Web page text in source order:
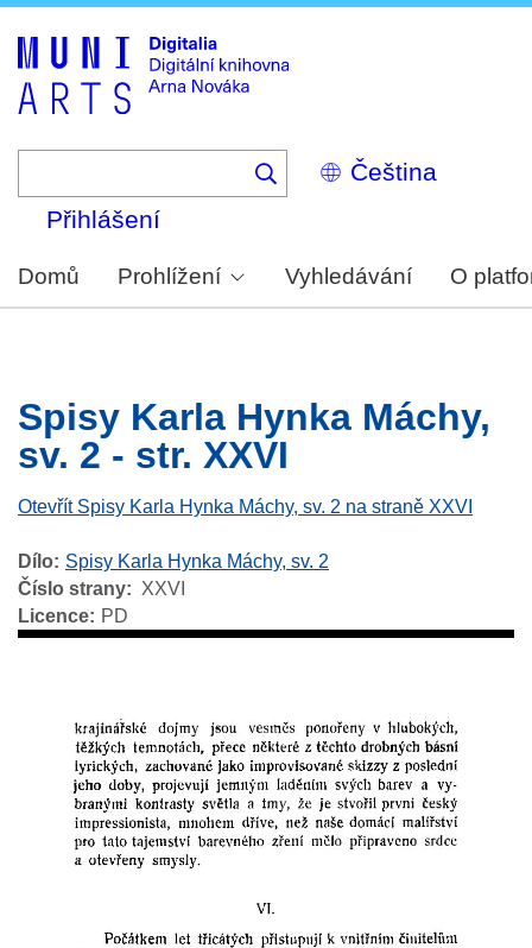
Select
your
Přihlášení
Domů Prohlížení Vyhledávání O
Spisy Karla Hynka Máchy,
sv. 2 - str. XXVI
Otevřít Spisy Karla Hynka Máchy, sv. 2 na straně XXVI
Dílo
Spisy Karla Hynka Máchy, sv. 2
Číslo strany
XXVI
Licence
PD